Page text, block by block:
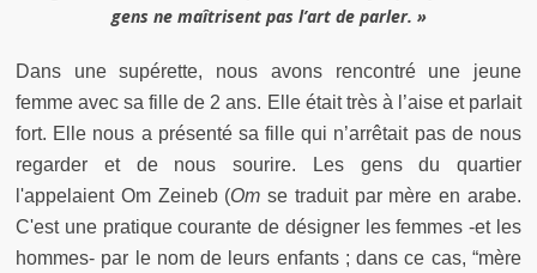
gens ne maîtrisent pas l’art de parler. »
Dans une supérette, nous avons rencontré une jeune
femme avec sa fille de 2 ans. Elle était très à l’aise et parlait
fort. Elle nous a présenté sa fille qui n’arrêtait pas de nous
regarder et de nous sourire. Les gens du quartier
l'appelaient Om Zeineb (Om se traduit par mère en arabe.
C'est une pratique courante de désigner les femmes -et les
hommes- par le nom de leurs enfants ; dans ce cas, “mère